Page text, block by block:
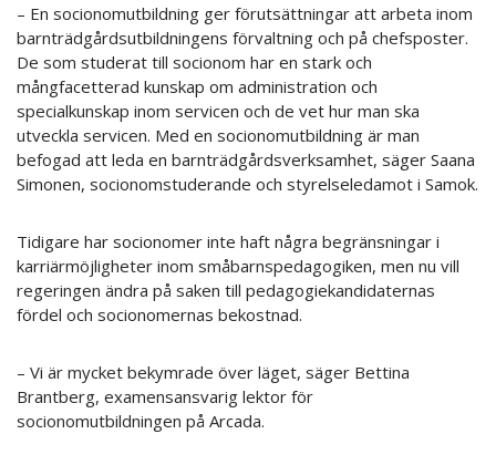
– En socionomutbildning ger förutsättningar att arbeta inom
barnträdgårdsutbildningens förvaltning och på chefsposter.
De som studerat till socionom har en stark och
mångfacetterad kunskap om administration och
specialkunskap inom servicen och de vet hur man ska
utveckla servicen. Med en socionomutbildning är man
befogad att leda en barnträdgårdsverksamhet, säger Saana
Simonen, socionomstuderande och styrelseledamot i Samok.
Tidigare har socionomer inte haft några begränsningar i
karriärmöjligheter inom småbarnspedagogiken, men nu vill
regeringen ändra på saken till pedagogiekandidaternas
fördel och socionomernas bekostnad.
– Vi är mycket bekymrade över läget, säger Bettina
Brantberg, examensansvarig lektor för
socionomutbildningen på Arcada.